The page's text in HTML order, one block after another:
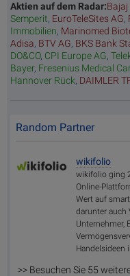
Aktien auf dem Radar:
Semperit, EuroTeleSites AG,
Immobilien, Marinomed
Adisa, BTV AG, BKS Bank
DO&CO, CPI Europe AG,
Bayer, Fresenius Medical
Hannover Rück, DAIMLER
Random Partner
wikifolio
wikifolio ging
Online-
Wert auf
darunter auch
Unternehmer,
Handelsideen
>> Besuchen Sie 55